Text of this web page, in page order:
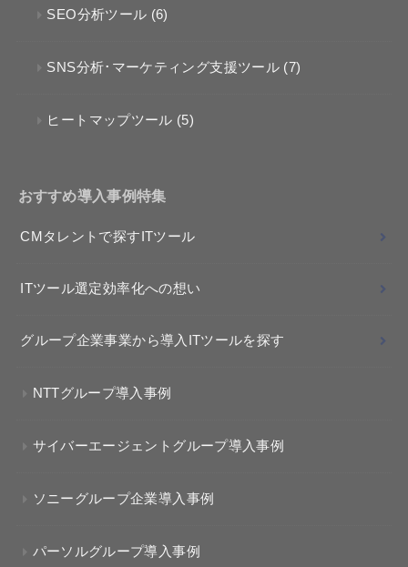
SEO分析ツール (6)
SNS分析･マーケティング支援ツール (7)
ヒートマップツール (5)
おすすめ導入事例特集
CMタレントで探すITツール
ITツール選定効率化への想い
グループ企業事業から導入ITツールを探す
NTTグループ導入事例
サイバーエージェントグループ導入事例
ソニーグループ企業導入事例
パーソルグループ導入事例